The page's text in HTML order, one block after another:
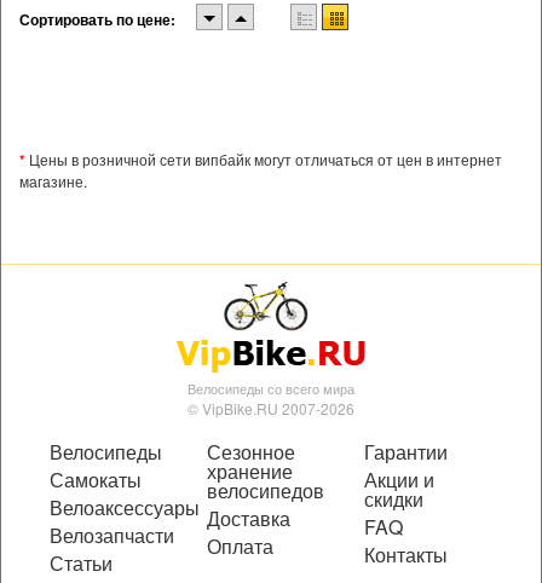
Сортировать по цене:
* Цены в розничной сети випбайк могут отличаться от цен в интернет
магазине.
Велосипеды со всего мира
© VipBike.RU 2007-2026
Велосипеды
Самокаты
Велоаксессуары
Велозапчасти
Статьи
Сезонное
хранение
велосипедов
Доставка
Оплата
Гарантии
Акции и
скидки
FAQ
Контакты